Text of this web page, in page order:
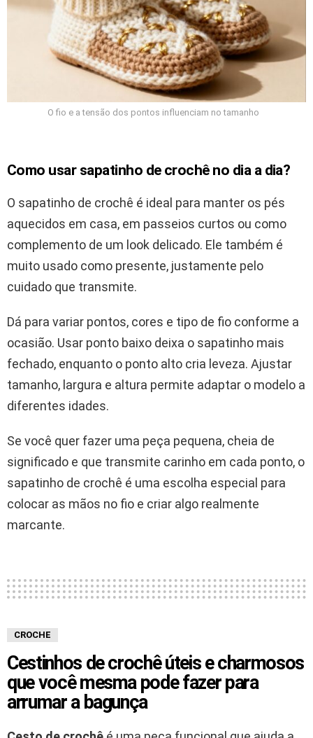
O fio e a tensão dos pontos influenciam no tamanho
Como usar sapatinho de crochê no dia a dia?
O sapatinho de crochê é ideal para manter os pés
aquecidos em casa, em passeios curtos ou como
complemento de um look delicado. Ele também é
muito usado como presente, justamente pelo
cuidado que transmite.
Dá para variar pontos, cores e tipo de fio conforme a
ocasião. Usar ponto baixo deixa o sapatinho mais
fechado, enquanto o ponto alto cria leveza. Ajustar
tamanho, largura e altura permite adaptar o modelo a
diferentes idades.
Se você quer fazer uma peça pequena, cheia de
significado e que transmite carinho em cada ponto, o
sapatinho de crochê é uma escolha especial para
colocar as mãos no fio e criar algo realmente
marcante.
CROCHE
Cestinhos de crochê úteis e charmosos
que você mesma pode fazer para
arrumar a bagunça